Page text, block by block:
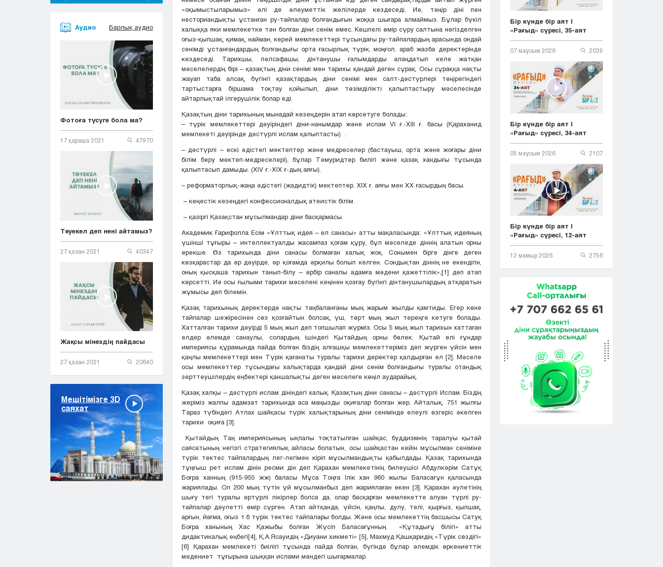
Аудио Барлық аудио
Фотоға түсуге бола ма?
17 қараша 2021 47970
Тәуекел деп нені айтамыз?
27 қазан 2021 40347
Жақсы мінездің пайдасы
27 қазан 2021 20840
Мешітімізге 3D
саяхат
«оқымыстыларымыз» әлі де әлеуметтік желілерде кездеседі. Иә, тәңір діні пен
несториандықты ұстанған ру-тайпалар болғандығын жоққа шығара алмаймыз. Бұлар бүкіл
халыққа яки мемлекетке тән болған діни сенім емес. Көшпелі өмір сүру салтына негізделген
оғыз-қыпшақ, қимақ, найман, керей мемлекеттері тұсындағы ру-тайпалардың арасында ондай
сенімді ұстанғандардың болғандығы орта ғасырлық түрік, моңғол, араб жазба деректерінде
кездеседі. Тарихшы, пәлсафашы, дінтанушы ғалымдарды алаңдатып келе жатқан
мәселелердің бірі – қазақтың діни сенімі мен тарихы қандай деген сұрақ. Осы сұраққа нақты
жауап таба алсақ, бүгінгі қазақтардың діни сенімі мен салт-дәстүрлері төңірегіндегі
тартыстарға біршама тоқтау қойылып, діни төзімділікті қалыптастыру мәселесінде
айтарлықтай ілгерушілік болар еді.
Қазақтың діни тарихының мынадай кезеңдерін атап көрсетуге болады:
– түрік мемлекеттері дәуіріндегі діни-нанымдар және ислам VІ ғ.-ХІІІ ғ. басы (Қараханид
мемлекеті дәуірінде дәстүрлі ислам қалыптасты) .
– дәстүрлі – ескі әдістегі мектептер және медреселер (бастауыш, орта және жоғары діни
білім беру мектеп-медреселері), бұлар Темуридтер билігі және қазақ хандығы тұсында
қалыптасып дамыды. (ХІV ғ.-ХІХ ғ-дың аяғы).
– реформаторлық-жаңа әдістегі (жадидтік) мектептер. ХІХ ғ. аяғы мен ХХ ғасырдың басы.
– кеңестік кезеңдегі конфессионалдық атеистік білім.
– қазіргі Қазақстан мұсылмандар діни басқармасы.
Академик Ғарифолла Есім «Ұлттық идея – ел санасы» атты мақаласында: «Ұлттық идеяның
үшінші тұғыры – интеллектуалды жасампаз қоғам құру, бұл мәселеде діннің алатын орны
ерекше. Өз тарихында діни санасы болмаған халық жоқ. Сонымен бірге дінге деген
көзқарастар да әр дәуірде, әр қоғамда әрқилы болып келген. Сондықтан діннің не екендігін,
оның қысқаша тарихын танып-білу – әрбір саналы адамға мәдени қажеттілік»,[1] деп атап
көрсетті. Иә осы ғылыми тарихи мәселені кеңінен қозғау бүгінгі дінтанушылардың атқаратын
жұмысы деп білемін.
Қазақ тарихының деректерде нақты таңбаланғаны мың жарым жылды қамтиды. Егер көне
тайпалар шежіресінен сөз қозғайтын болсақ, үш, төрт мың жыл тереңге кетуге болады.
Хатталған тарихи дәуірді 5 мың жыл деп топшылап жүрміз. Осы 5 мың жыл тарихын хаттаған
елдер әлемде санаулы, солардың ішіндегі Қытайдың орны бөлек. Қытай елі ғұндар
империясы құрамында пайда болған біздің алғашқы мемлекеттеріміз деп жүрген үйсін мен
қаңлы мемлекеттері мен Түрік қағанаты туралы тарихи деректер қалдырған ел [2]. Мәселе
осы мемлекеттер тұсындағы халықтарда қандай діни сенім болғандығы туралы отандық
зерттеушілердің еңбектері қаншалықты деген мәселеге көңіл аударайық.
Қазақ халқы – дәстүрлі ислам дініндегі халық. Қазақтың діни санасы – дәстүрлі Ислам. Біздің
жеріміз жалпы адамзат тарихында аса маңызды оқиғалар болған жер. Айталық, 751 жылғы
Тараз түбіндегі Атлах шайқасы түрік халықтарының діни сенімінде елеулі өзгеріс әкелген
тарихи оқиға [3].
Қытайдың Таң империясының ықпалы тоқтатылған шайқас, буддизмнің таралуы қытай
саясатының негізгі стратегиялық айласы болатын, осы шайқастан кейін мұсылман сеніміне
түрік тектес тайпалардың лег-легімен кіріп мұсылмандықты қабылдады. Қазақ тарихында
тұңғыш рет ислам дінін ресми дін деп Қарахан мемлекетінің билеушісі Абдулкәрім Сатұқ
Боғра ханның (915-955 жж) баласы Мұса Тоңға Ілік хан 960 жылы Баласағұн қаласында
жариялады. Ол 200 мың түтін үй мұсылманбыз деп жариялаған екен [3]. Қарахан әулетінің
шығу тегі туралы әртүрлі пікірлер болса да, олар басқарған мемлекетте алуан түрлі ру-
тайпалар дәулетті өмір сүрген. Атап айтқанда, үйсін, қаңлы, дулу, телі, қырғыз, қыпшақ,
арғын, йағма, оғыз т.б түрік тектес тайпалары болды. Және осы мемлекеттің басшысы Сатуқ
Боғра ханының Хас Қажыбы болған Жүсіп Баласағұнның «Құтадығұ білігі» атты
дидактикалық еңбегі[4], Қ.А.Ясауидің «Диуани хикметі» [5], Махмуд Қашқаридің «Түрік сөздігі»
[6] Қарахан мемлекеті биілігі тұсында пайда болған, бүгінде бұлар әлемдік өркениеттік
мәдениет тұғырына шыққан ислами мәндегі шығармалар.
Бір күнде бір аят |
«Рағыд» сүресі, 35-аят
07 маусым 2026 2039
Бір күнде бір аят |
«Рағыд» сүресі, 34-аят
05 маусым 2026 2107
Бір күнде бір аят |
«Рағыд» сүресі, 12-аят
12 мамыр 2026 2756